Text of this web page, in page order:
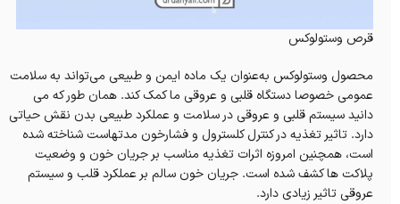
قرص وستولوکس
محصول وستولوکس به‌عنوان یک ماده ایمن و طبیعی می‌تواند به سلامت
عمومی خصوصا دستگاه قلبی و عروقی ما کمک کند. همان طور که می
دانید سیستم قلبی و عروقی در سلامت و عملکرد طبیعی بدن نقش حیاتی
دارد. تاثیر تغذیه در کنترل کلسترول و فشارخون مدتهاست شناخته شده
است، همچنین امروزه اثرات تغذیه مناسب بر جریان خون و وضعیت
پلاکت ها کشف شده است. جریان خون سالم بر عملکرد قلب و سیستم
عروقی تاثیر زیادی دارد.